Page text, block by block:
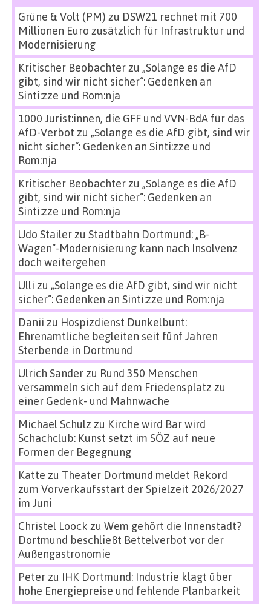
Grüne & Volt (PM) zu DSW21 rechnet mit 700
Millionen Euro zusätzlich für Infrastruktur und
Modernisierung
Kritischer Beobachterzu „Solange es die AfD
gibt, sind wir nicht sicher“: Gedenken an
Sinti:zze und Rom:nja
1000 Jurist:innen, die GFF und VVN-BdA für das
AfD-Verbot zu „Solange es die AfD gibt, sind wir
nicht sicher“: Gedenken an Sinti:zze und
Rom:nja
Kritischer Beobachterzu „Solange es die AfD
gibt, sind wir nicht sicher“: Gedenken an
Sinti:zze und Rom:nja
Udo Stailerzu Stadtbahn Dortmund: „B-
Wagen“-Modernisierung kann nach Insolvenz
doch weitergehen
Ulli zu „Solange es die AfD gibt, sind wir nicht
sicher“: Gedenken an Sinti:zze und Rom:nja
Danii zu Hospizdienst Dunkelbunt:
Ehrenamtliche begleiten seit fünf Jahren
Sterbende in Dortmund
Ulrich Sanderzu Rund 350 Menschen
versammeln sich auf dem Friedensplatz zu
einer Gedenk- und Mahnwache
Michael Schulz zu Kirche wird Bar wird
Schachclub: Kunst setzt im SÖZ auf neue
Formen der Begegnung
Katte zu Theater Dortmund meldet Rekord
zum Vorverkaufsstart der Spielzeit 2026/2027
im Juni
Christel Loock zu Wem gehört die Innenstadt?
Dortmund beschließt Bettelverbot vor der
Außengastronomie
Peterzu IHK Dortmund: Industrie klagt über
hohe Energiepreise und fehlende Planbarkeit